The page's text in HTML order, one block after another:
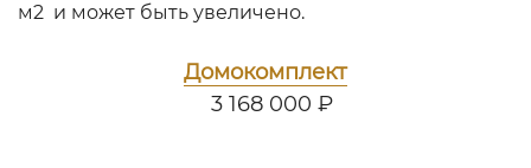
м2 и может быть увеличено.
Домокомплект
3 168 000 ₽